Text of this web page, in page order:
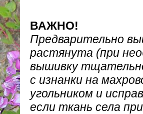
ВАЖНО!
Предварительно
растянута (при
вышивку
с изнанки на
угольником и
если ткань села